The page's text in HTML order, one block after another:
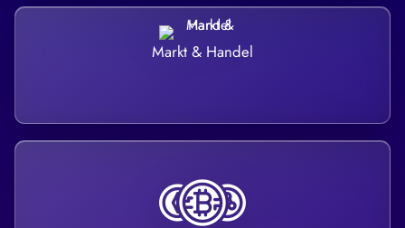
Markt & Handel